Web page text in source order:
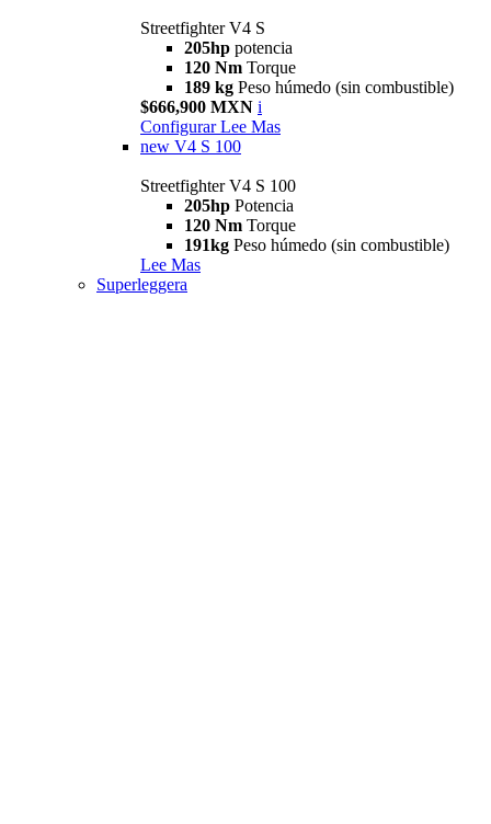
Streetfighter V4 S
205hp potencia
120 Nm Torque
189 kg Peso húmedo (sin combustible)
$666,900 MXN i
Configurar Lee Mas
new V4 S 100
Streetfighter V4 S 100
205hp Potencia
120 Nm Torque
191kg Peso húmedo (sin combustible)
Lee Mas
Superleggera